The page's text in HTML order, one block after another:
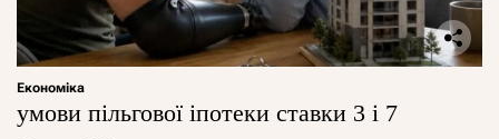
Економіка
умови пільгової іпотеки ставки 3 і 7